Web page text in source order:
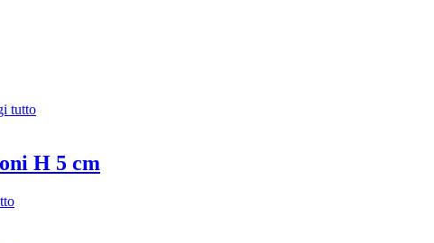
tutto
H 5 cm